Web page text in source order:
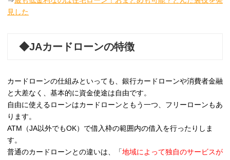
見した
◆JAカードローンの特徴
カードローンの仕組みといっても、銀行カードローンや消費者金融
と大差なく、基本的に資金使途は自由です。
自由に使えるローンはカードローンともう一つ、フリーローンもあ
ります。
ATM（JA以外でもOK）で借入枠の範囲内の借入を行ったりしま
す。
普通のカードローンとの違いは、「地域によって独自のサービスが